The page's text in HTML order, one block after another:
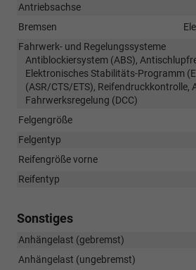
Antriebsachse
Bremsen
Fahrwerk- und Regelungssysteme
Antiblockiersystem (ABS),
Elektronisches Stabilitäts-Programm
(ASR/CTS/ETS), Reifendruckkontrolle,
Fahrwerksregelung (DCC)
Felgengröße
Felgentyp
Reifengröße vorne
Reifentyp
Sonstiges
Anhängelast (gebremst)
Anhängelast (ungebremst)